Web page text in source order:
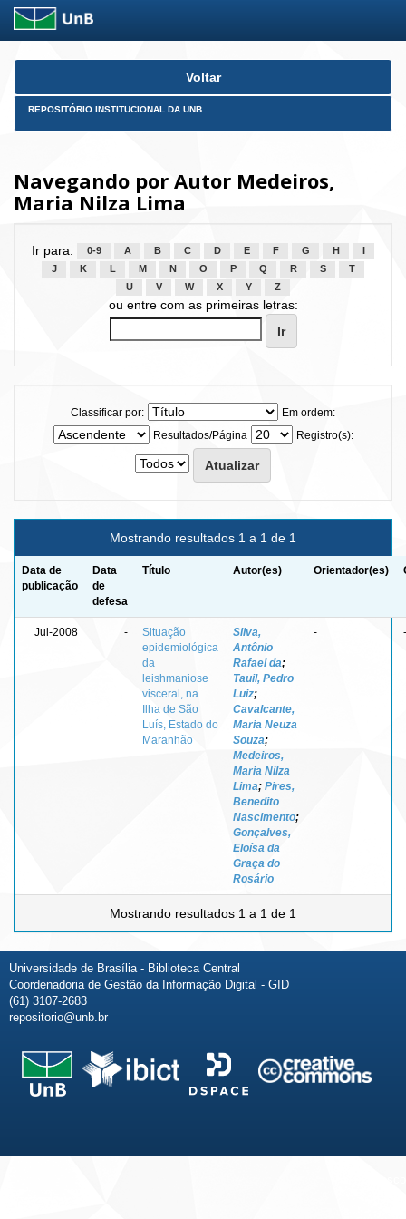
Skip
Voltar
REPOSITÓRIO INSTITUCIONAL DA UNB
Navegando por Autor Medeiros,
Maria Nilza Lima
Ir para: 0-9 A B C D E F G H
J
K L M N O P Q R S
T
U
V W X Y Z
ou entre com as primeiras letras:
Classificar por:
Em ordem:
Resultados/Página
Registro(s):
Mostrando resultados 1 a 1 de 1
Data de
publicação
Data
de
defesa
Título Autor(es) Orientador(es)
Jul-2008 -
Situação
epidemiológica
da
leishmaniose
visceral, na
Ilha de São
Luís, Estado do
Maranhão
Silva,
Antônio
Rafael da;
Tauil, Pedro
Luiz;
Cavalcante,
Maria Neuza
Souza;
Medeiros,
Maria Nilza
Lima; Pires,
Benedito
Nascimento;
Gonçalves,
Eloísa da
Graça do
Rosário
- -
Mostrando resultados 1 a 1 de 1
Universidade de Brasília - Biblioteca Central
Coordenadoria de Gestão da Informação Digital - GID
(61) 3107-2683
repositorio@unb.br